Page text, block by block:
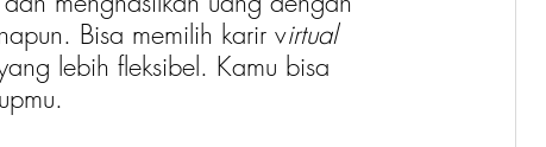
Bisa memilih karir virtual
lebih fleksibel. Kamu bisa